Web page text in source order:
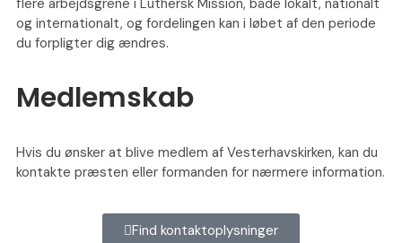
flere arbejdsgrene i Luthersk Mission, både lokalt, nationalt
og internationalt, og fordelingen kan i løbet af den periode
du forpligter dig ændres.
Medlemskab
Hvis du ønsker at blive medlem af Vesterhavskirken, kan du
kontakte præsten eller formanden for nærmere information.
Find kontaktoplysninger